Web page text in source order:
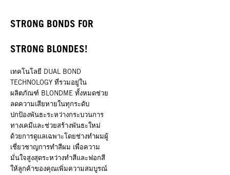
STRONG BONDS FOR
STRONG BLONDES!
เทคโนโลยี DUAL BOND
TECHNOLOGY ที่รวมอยู่ใน
ผลิตภัณฑ์ BLONDME ทั้งหมดช่วย
ลดความเสียหายในทุกระดับ
ปกป้องพันธะระหว่างกระบวนการ
ทางเคมีและช่วยสร้างพันธะใหม่
ด้วยการดูแลเฉพาะโดยช่างทำผมผู้
เชี่ยวชาญการทำสีผม เพื่อความ
มั่นใจสูงสุดระหว่างทำสีและฟอกสี
ให้ลูกค้าของคุณเพิ่มความสมบูรณ์